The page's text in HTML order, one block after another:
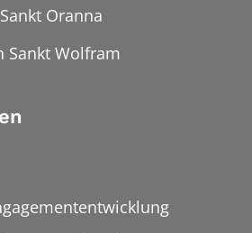
Oranna
Sankt Wolfram